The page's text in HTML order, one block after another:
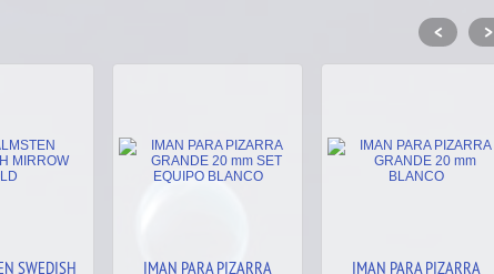
PIZARRA
IMAN PARA PIZARRA
IMAN PIZARRA 10mm SET
< >